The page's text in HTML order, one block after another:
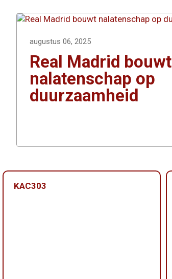
augustus 06, 2025
Real Madrid bouwt
nalatenschap op
duurzaamheid
KAC303